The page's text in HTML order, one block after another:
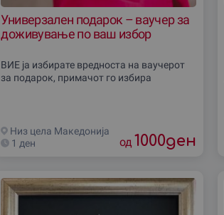
Универзален подарок – ваучер за
доживување по ваш избор
ВИЕ ја избирате вредноста на ваучерот
за подарок, примачот го избира
Низ цела Македониjа
1 ден
од 1000ден